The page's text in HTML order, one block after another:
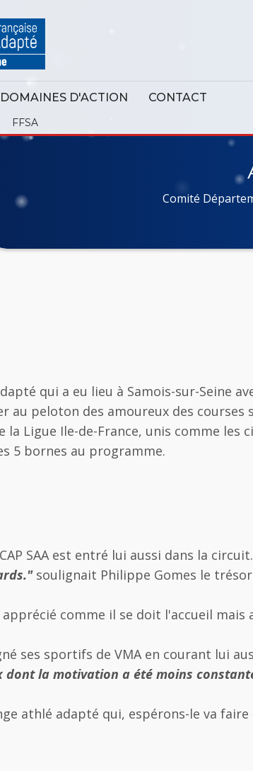
DOMAINES D'ACTION CONTACT
FFSA
Comité
qui a eu lieu à Samois-sur-Seine
au peloton des amoureux des courses
Ligue Ile-de-France, unis comme les
5 bornes au programme.
SAA est entré lui aussi dans la circuit.
soulignait Philippe Gomes le
apprécié comme il se doit l'accueil mais
ses sportifs de VMA en courant lui
la motivation a été moins
athlé adapté qui, espérons-le va faire